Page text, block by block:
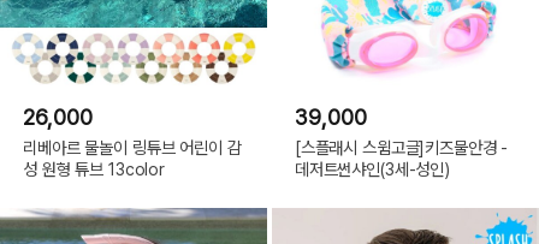
26,000
리베아르 물놀이 링튜브 어린이 감
성 원형 튜브 13color
39,000
[스플래시 스윔고글]키즈물안경 -
데저트썬샤인(3세-성인)